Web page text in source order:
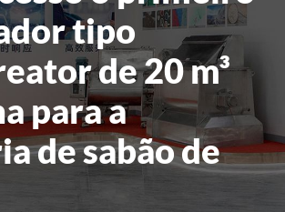
tipo
de 20 m³
para a
de sabão de